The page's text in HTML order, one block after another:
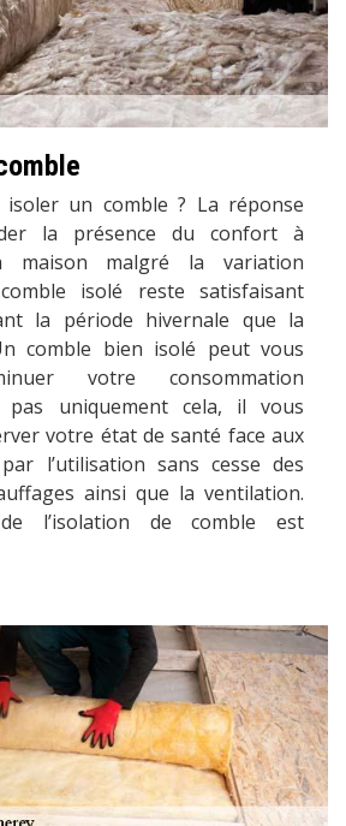
un comble ? La réponse
la présence du confort à
maison malgré la variation
isolé reste satisfaisant
la période hivernale que la
comble bien isolé peut vous
votre consommation
pas uniquement cela, il vous
votre état de santé face aux
l’utilisation sans cesse des
ainsi que la ventilation.
l’isolation de comble est